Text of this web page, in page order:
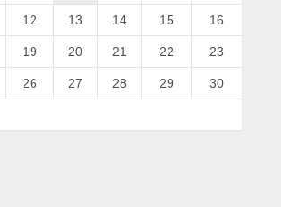
12 13 14 15 16
19 20 21 22 23
26 27 28 29 30